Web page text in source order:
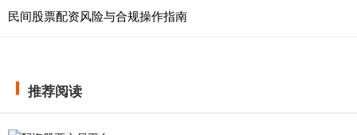
民间股票配资风险与合规操作指南
推荐阅读